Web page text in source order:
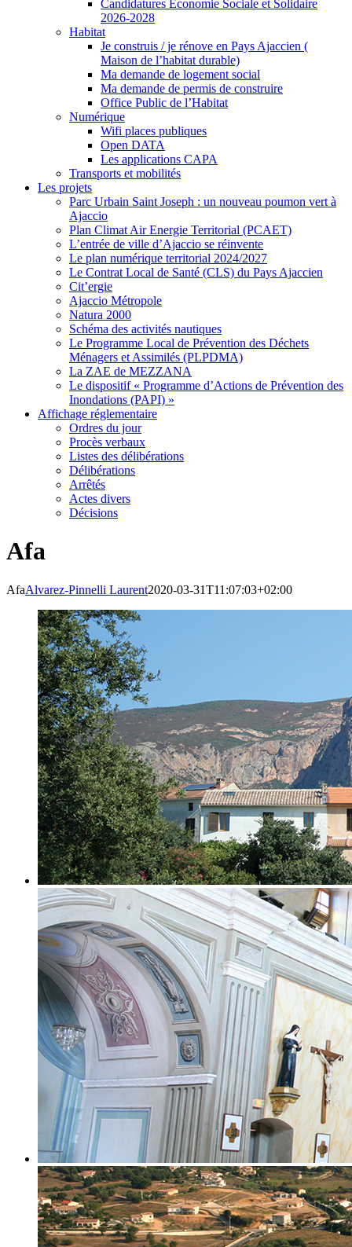
Candidatures Economie Sociale et Solidaire
2026-2028
Habitat
Je construis / je rénove en Pays Ajaccien (
Maison de l’habitat durable)
Ma demande de logement social
Ma demande de permis de construire
Office Public de l’Habitat
Numérique
Wifi places publiques
Open DATA
Les applications CAPA
Transports et mobilités
Les projets
Parc Urbain Saint Joseph : un nouveau poumon vert à
Ajaccio
Plan Climat Air Energie Territorial (PCAET)
L’entrée de ville d’Ajaccio se réinvente
Le plan numérique territorial 2024/2027
Le Contrat Local de Santé (CLS) du Pays Ajaccien
Cit’ergie
Ajaccio Métropole
Natura 2000
Schéma des activités nautiques
Le Programme Local de Prévention des Déchets
Ménagers et Assimilés (PLPDMA)
La ZAE de MEZZANA
Le dispositif « Programme d’Actions de Prévention des
Inondations (PAPI) »
Affichage réglementaire
Ordres du jour
Procès verbaux
Listes des délibérations
Délibérations
Arrêtés
Actes divers
Décisions
Afa
AfaAlvarez-Pinnelli Laurent2020-03-31T11:07:03+02:00